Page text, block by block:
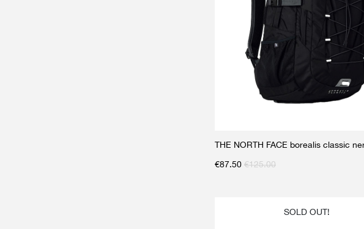
THE NORTH FACE borealis classic
€87.50 €125.00
SOLD OUT!